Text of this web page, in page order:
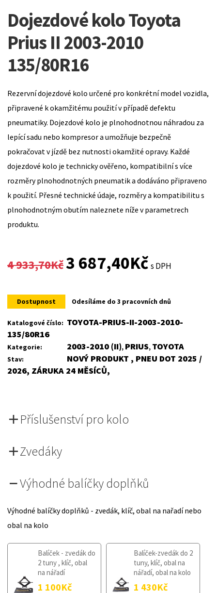
Dojezdové kolo Toyota
Prius II 2003-2010
135/80R16
Rezervní dojezdové kolo určené pro konkrétní model vozidla,
připravené k okamžitému použití v případě defektu
pneumatiky. Dojezdové kolo je plnohodnotnou náhradou za
lepící sadu nebo kompresor a umožňuje bezpečně
pokračovat v jízdě bez nutnosti okamžité opravy. Každé
dojezdové kolo je technicky ověřeno, kompatibilní s více
rozměry plnohodnotných pneumatik a dodáváno připraveno
k použití. Přesné technické údaje, rozměry a kompatibilitu s
plnohodnotným obutím naleznete níže v parametrech
produktu.
4 933,70Kč
Original
was:
4
3 687,40KčCurrent
is:
3
s DPH
Dostupnost Odesíláme do 3 pracovních dnů
Katalogové číslo: TOYOTA-PRIUS-II-2003-2010-
135/80R16
Kategorie: 2003-2010 (II), PRIUS, TOYOTA
Stav:
NOVÝ PRODUKT , PNEU DOT 2025 /
2026, ZÁRUKA 24 MĚSÍCŮ,
Příslušenství pro kolo
Zvedáky
Výhodné balíčky doplňků
Výhodné balíčky doplňků - zvedák, klíč, obal na nařadí nebo
obal na kolo
Balíček - zvedák do
2 tuny , klíč, obal
na nářadí
1 100Kč
Balíček-zvedák do 2
tuny, klíč, obal na
nářadí, obal na kolo
1 430Kč